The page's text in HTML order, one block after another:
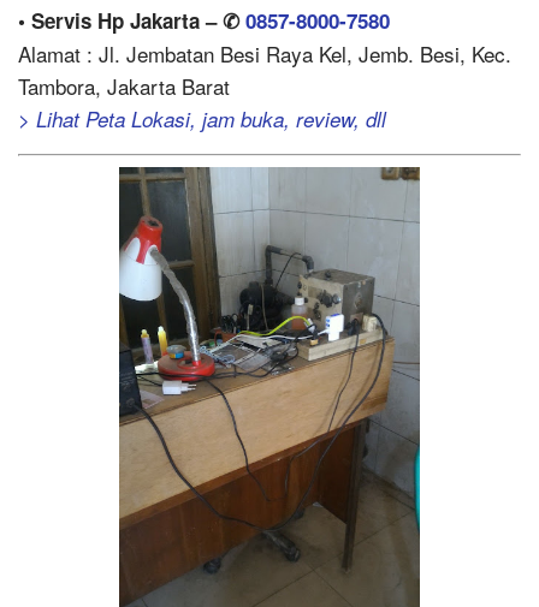
• Servis Hp Jakarta – ✆0857-8000-7580
Alamat : Jl. Jembatan Besi Raya Kel, Jemb. Besi, Kec.
Tambora, Jakarta Barat
> Lihat Peta Lokasi, jam buka, review, dll